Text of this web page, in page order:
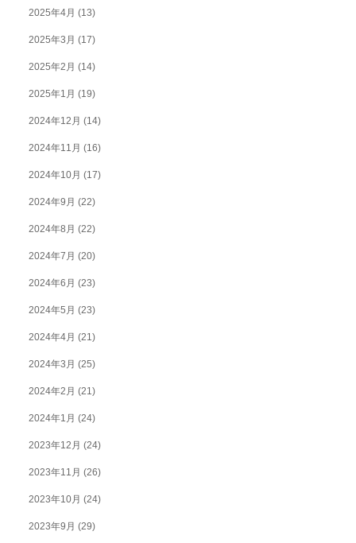
2025年4月 (13)
2025年3月 (17)
2025年2月 (14)
2025年1月 (19)
2024年12月 (14)
2024年11月 (16)
2024年10月 (17)
2024年9月 (22)
2024年8月 (22)
2024年7月 (20)
2024年6月 (23)
2024年5月 (23)
2024年4月 (21)
2024年3月 (25)
2024年2月 (21)
2024年1月 (24)
2023年12月 (24)
2023年11月 (26)
2023年10月 (24)
2023年9月 (29)